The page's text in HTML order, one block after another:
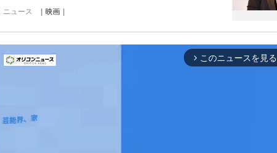
ニュース ｜映画｜
arrow_forward_ios このニュースを見る